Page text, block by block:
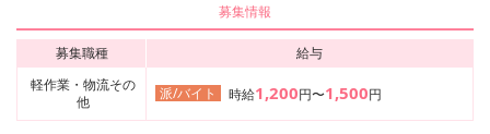
募集情報
募集職種
給与
軽作業・物流その
他
派/バイト 時給1,200円〜1,500円